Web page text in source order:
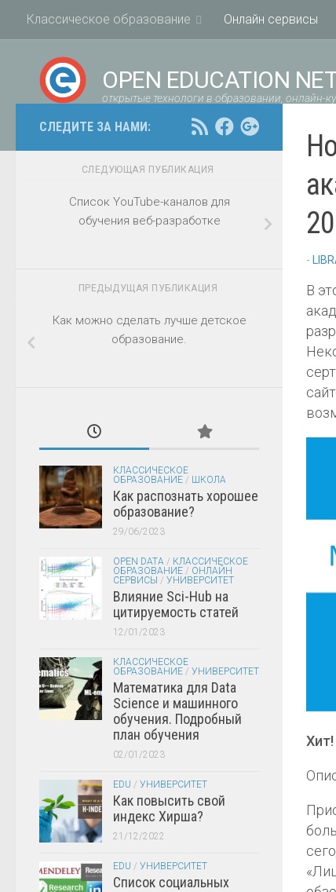
Классическое образование Онлайн сервисы
OPEN EDUCATION
открытые технологи в образовании, онлайн-
-
В
Хит!
СЛЕДИТЕ ЗА НАМИ:
СЛЕДУЮЩАЯ ПУБЛИКАЦИЯ
Список YouTube-каналов для
обучения веб-разработке
ПРЕДЫДУЩАЯ ПУБЛИКАЦИЯ
Как можно сделать лучше детское
образование.
КЛАССИЧЕСКОЕ
ОБРАЗОВАНИЕ / ШКОЛА
Как распознать хорошее
образование?
29/06/2023
OPEN DATA / КЛАССИЧЕСКОЕ
ОБРАЗОВАНИЕ / ОНЛАЙН
СЕРВИСЫ / УНИВЕРСИТЕТ
Влияние Sci-Hub на
цитируемость статей
12/01/2023
КЛАССИЧЕСКОЕ
ОБРАЗОВАНИЕ / УНИВЕРСИТЕТ
Математика для Data
Science и машинного
обучения. Подробный
план обучения
02/01/2023
EDU / УНИВЕРСИТЕТ
Как повысить свой
индекс Хирша?
21/12/2022
EDU / УНИВЕРСИТЕТ
Список социальных